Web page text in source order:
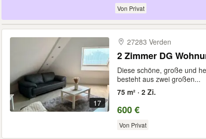
Von Privat
17
27283 Verden
Diese schöne, große und
besteht aus zwei großen...
75 m² · 2 Zi.
600 €
Von Privat